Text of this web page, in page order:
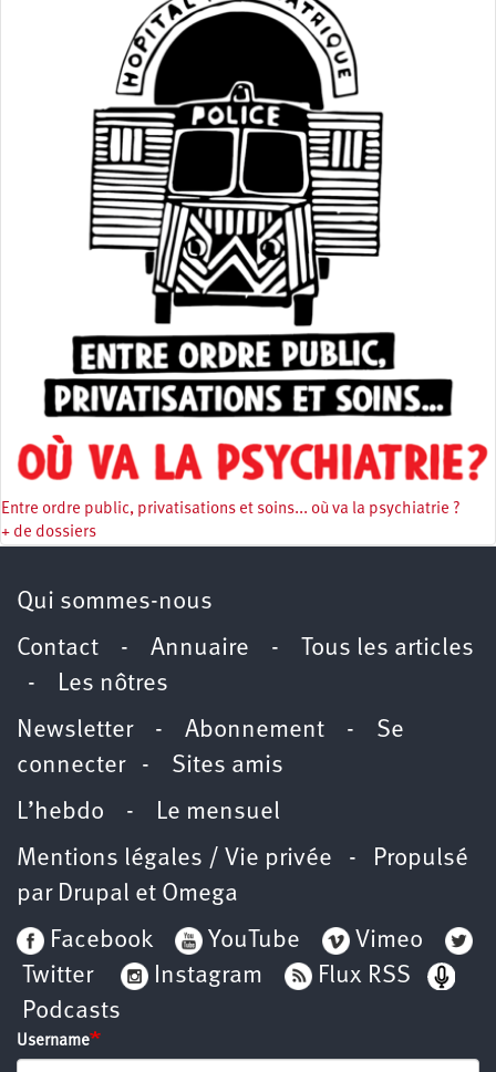
Entre ordre public, privatisations et soins... où va la psychiatrie ?
+ de dossiers
Qui sommes-nous
Contact - Annuaire -
Tous les articles
- Les nôtres
Newsletter- Abonnement - Se
connecter- Sites amis
L’hebdo - Le mensuel
Mentions légales / Vie privée - Propulsé
par Drupal et Omega
Facebook
YouTube
Vimeo
Twitter
Instagram
Flux RSS
Podcasts
Username